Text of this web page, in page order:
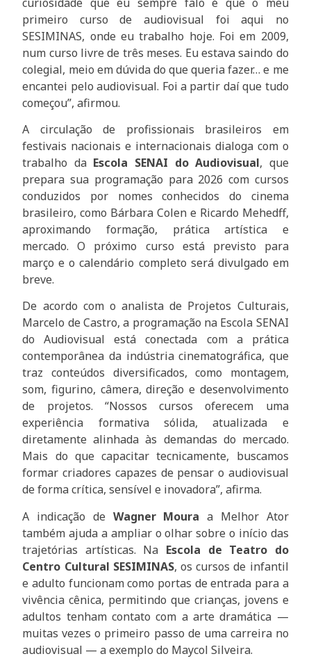
primeiro curso de audiovisual foi aqui no
SESIMINAS, onde eu trabalho hoje. Foi em 2009,
num curso livre de três meses. Eu estava saindo do
colegial, meio em dúvida do que queria fazer… e me
encantei pelo audiovisual. Foi a partir daí que tudo
começou”, afirmou.
A circulação de profissionais brasileiros em
festivais nacionais e internacionais dialoga com o
trabalho da Escola SENAI do Audiovisual, que
prepara sua programação para 2026 com cursos
conduzidos por nomes conhecidos do cinema
brasileiro, como Bárbara Colen e Ricardo Mehedff,
aproximando formação, prática artística e
mercado. O próximo curso está previsto para
março e o calendário completo será divulgado em
breve.
De acordo com o analista de Projetos Culturais,
Marcelo de Castro, a programação na Escola SENAI
do Audiovisual está conectada com a prática
contemporânea da indústria cinematográfica, que
traz conteúdos diversificados, como montagem,
som, figurino, câmera, direção e desenvolvimento
de projetos. “Nossos cursos oferecem uma
experiência formativa sólida, atualizada e
diretamente alinhada às demandas do mercado.
Mais do que capacitar tecnicamente, buscamos
formar criadores capazes de pensar o audiovisual
de forma crítica, sensível e inovadora”, afirma.
A indicação de Wagner Mouraa Melhor Ator
também ajuda a ampliar o olhar sobre o início das
trajetórias artísticas. Na Escola de Teatro do
Centro Cultural SESIMINAS, os cursos de infantil
e adulto funcionam como portas de entrada para a
vivência cênica, permitindo que crianças, jovens e
adultos tenham contato com a arte dramática —
muitas vezes o primeiro passo de uma carreira no
audiovisual — a exemplo do Maycol Silveira.